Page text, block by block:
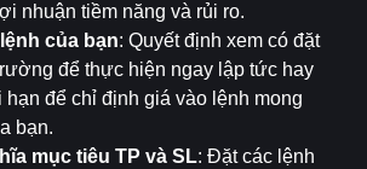
nhuận tiềm năng và rủi ro.
của bạn: Quyết định xem có đặt
để thực hiện ngay lập tức hay
hạn để chỉ định giá vào lệnh mong
bạn.
mục tiêu TP và SL: Đặt các lệnh